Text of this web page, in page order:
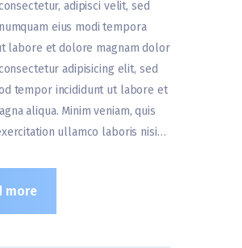
adipisci velit, sed
eius modi tempora
labore et dolore magnam dolor
adipisicing elit, sed
tempor incididunt ut labore et
aliqua. Minim veniam, quis
ullamco laboris nisi…
more